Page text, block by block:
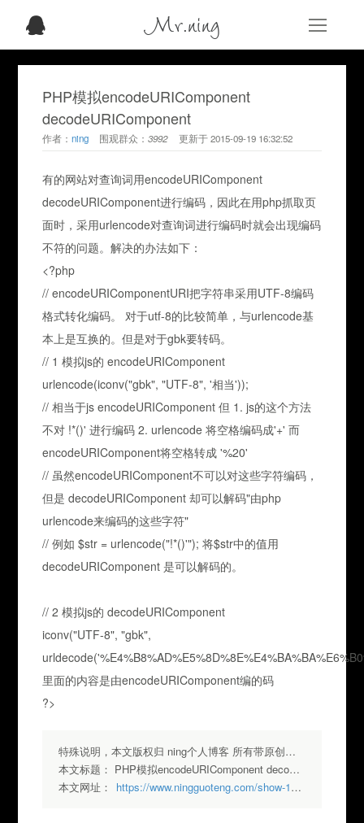
Mr.ning
PHP模拟encodeURIComponent
decodeURIComponent
作者：ning 围观群众：3992 更新于2015-09-19 16:32:52
有的网站对查询词用encodeURIComponent
decodeURIComponent进行编码，因此在用php抓取页
面时，采用urlencode对查询词进行编码时就会出现编码
不符的问题。解决的办法如下：
<?php
// encodeURIComponentURI把字符串采用UTF-8编码
格式转化编码。 对于utf-8的比较简单，与urlencode基
本上是互换的。但是对于gbk要转码。
// 1 模拟js的 encodeURIComponent
urlencode(iconv("gbk", "UTF-8", '相当'));
// 相当于js encodeURIComponent 但 1. js的这个方法
不对 !*()' 进行编码 2. urlencode 将空格编码成'+' 而
encodeURIComponent将空格转成 '%20'
// 虽然encodeURIComponent不可以对这些字符编码，
但是 decodeURIComponent 却可以解码"由php
urlencode来编码的这些字符"
// 例如 $str = urlencode("!*()'"); 将$str中的值用
decodeURIComponent 是可以解码的。
// 2 模拟js的 decodeURIComponent
iconv("UTF-8", "gbk",
里面的内容是由encodeURIComponent编的码
?>
特殊说明，本文版权归 ning个人博客 所有带原创标签请勿转载，转载请注明出处.
本文标题： PHP模拟encodeURIComponent decodeURIComponent
本文网址：
https://www.ningguoteng.com/show-147.html